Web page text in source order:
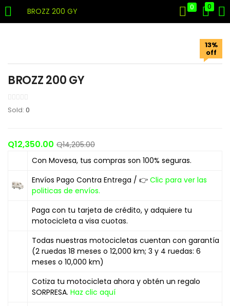
BROZZ 200 GY 0 0
LOGIN REGISTER
Enter your username and password to login.
Login
Lost password?
13%
off
BROZZ 200 GY
Sold: 0
Q12,350.00 Q14,205.00
Con Movesa, tus compras son 100% seguras.
Envíos Pago Contra Entrega / 👉 Clic para ver las
politicas de envíos.
Paga con tu tarjeta de crédito, y adquiere tu
motocicleta a visa cuotas.
Todas nuestras motocicletas cuentan con garantía
(2 ruedas 18 meses o 12,000 km; 3 y 4 ruedas: 6
meses o 10,000 km)
Cotiza tu motocicleta ahora y obtén un regalo
SORPRESA. Haz clic aquí